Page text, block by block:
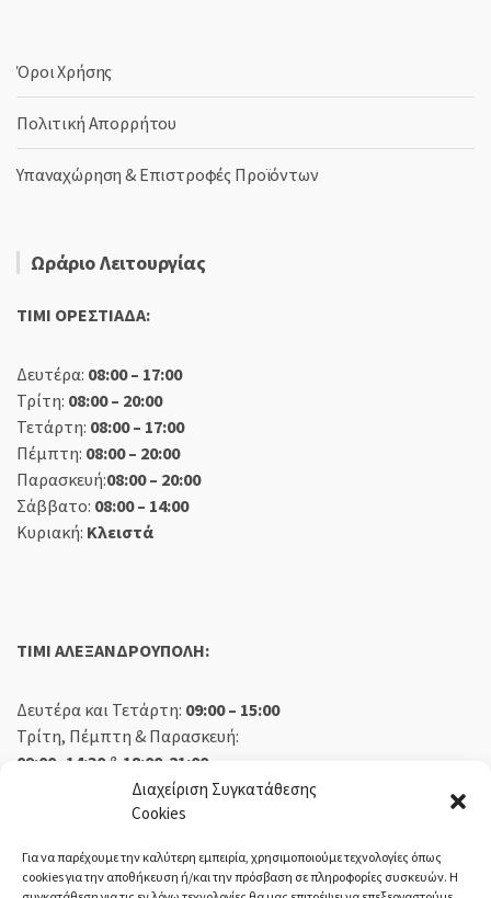
Διαχείριση Συγκατάθεσης
Cookies
Για να παρέχουμε την καλύτερη εμπειρία, χρησιμοποιούμε τεχνολογίες όπως
cookies για την αποθήκευση ή/και την πρόσβαση σε πληροφορίες συσκευών. Η
Όροι Χρήσης
Πολιτική Απορρήτου
Υπαναχώρηση & Επιστροφές Προϊόντων
Ωράριο Λειτουργίας
TIMI ΟΡΕΣΤΙΑΔΑ:
Δευτέρα: 08:00 – 17:00
Τρίτη: 08:00 – 20:00
Τετάρτη: 08:00 – 17:00
Πέμπτη: 08:00 – 20:00
Παρασκευή:08:00 – 20:00
Σάββατο: 08:00 – 14:00
Κυριακή: Κλειστά
TIMI ΑΛΕΞΑΝΔΡΟΥΠΟΛΗ:
Δευτέρα και Τετάρτη: 09:00 – 15:00
Τρίτη, Πέμπτη & Παρασκευή:
09:00 -14:30 & 18:00-21:00
09:00 – 14:30
Κλειστά